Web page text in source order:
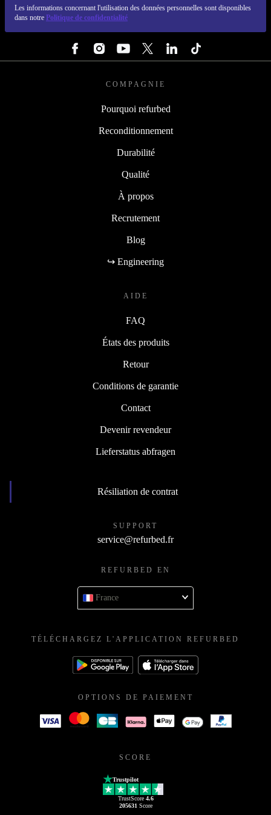
Les informations concernant l'utilisation des données personnelles sont disponibles
dans notre Politique de confidentialité
COMPAGNIE
Pourquoi refurbed
Reconditionnement
Durabilité
Qualité
À propos
Recrutement
Blog
↪ Engineering
AIDE
FAQ
États des produits
Retour
Conditions de garantie
Contact
Devenir revendeur
Lieferstatus abfragen
Résiliation de contrat
SUPPORT
service@refurbed.fr
REFURBED EN
France
TÉLÉCHARGEZ L'APPLICATION REFURBED
OPTIONS DE PAIEMENT
SCORE
Trustpilot
TrustScore 4.6
205631 Score